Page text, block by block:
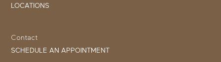
LOCATIONS
Contact
SCHEDULE AN APPOINTMENT